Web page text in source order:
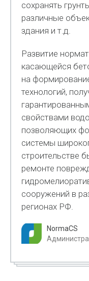
сохранять
различные
здания и т.д.
Развитие
касающейся
на
технологий,
свойствами
позволяющих
системы
строительстве
ремонте
сооружений в
регионах РФ.
NormaCS